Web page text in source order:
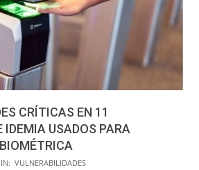
CRÍTICAS EN 11
IDEMIA USADOS PARA
IN: VULNERABILIDADES